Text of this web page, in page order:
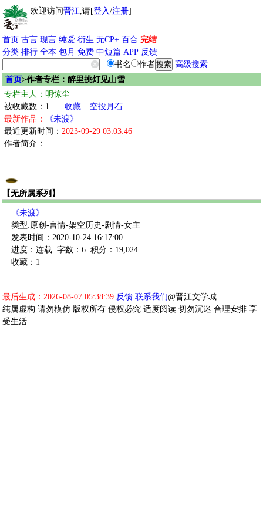
欢迎访问晋江,请[登入/注册]
首页 古言 现言 纯爱 衍生 无CP+ 百合 完结
分类 排行 全本 包月 免费 中短篇 APP 反馈
书名
作者
高级搜索
首页>作者专栏：醉里挑灯见山雪
专栏主人：明惊尘
被收藏数：1
收藏
空投月石
最新作品：
《未渡》
最近更新时间： 2023-09-29 03:03:46
作者简介：
【无所属系列】
《未渡》
类型:原创-言情-架空历史-剧情-女主
发表时间：2020-10-24 16:17:00
进度：连载 字数：6 积分：19,024
收藏：1
最后生成：2026-08-07 05:38:39 反馈 联系我们@晋江文学城
纯属虚构 请勿模仿 版权所有 侵权必究 适度阅读 切勿沉迷 合理安排 享
受生活